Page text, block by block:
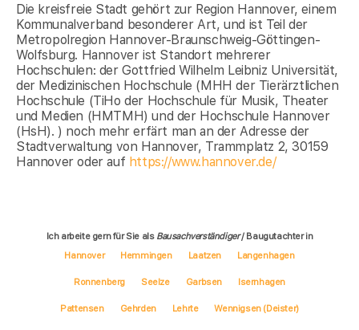
Die kreisfreie Stadt gehört zur Region Hannover, einem
Kommunalverband besonderer Art, und ist Teil der
Metropolregion Hannover-Braunschweig-Göttingen-
Wolfsburg. Hannover ist Standort mehrerer
Hochschulen: der Gottfried Wilhelm Leibniz Universität,
der Medizinischen Hochschule (MHH der Tierärztlichen
Hochschule (TiHo der Hochschule für Musik, Theater
und Medien (HMTMH) und der Hochschule Hannover
(HsH). ) noch mehr erfärt man an der Adresse der
Stadtverwaltung von Hannover, Trammplatz 2, 30159
Hannover oder auf https://www.hannover.de/
Ich arbeite gern für Sie als Bausachverständiger/ Baugutachter in
Hannover
Hemmingen Laatzen Langenhagen
Ronnenberg Seelze Garbsen Isernhagen
Pattensen Gehrden Lehrte Wennigsen (Deister)